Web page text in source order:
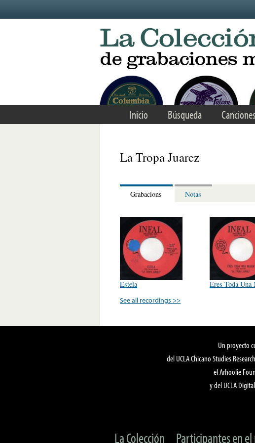
Inicio Búsqueda Canciones
La Tropa Juarez
Grabacions Notas
Estela
Eres Toda Una
See all recordings >>
Un proyecto
del UCLA Chicano Studies
el Arhoolie
y del UCLA
La Colección Participantes en